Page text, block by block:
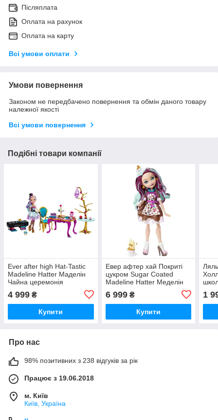
Післяплата
Оплата на рахунок
Оплата на карту
Всі умови оплати
Умови повернення
Законом не передбачено повернення та обмін даного товару
належної якості
Всі умови повернення
Подібні товари компанії
Ever after high Hat-Tastic
Madeline Hatter Маделін
Чайна церемонія
4 999 ₴
Купити
Евер афтер хай Покриті
цукром Sugar Coated
Madeline Hatter Меделін
6 999₴
Купити
1
Про нас
98% позитивних з 238 відгуків за рік
Працює з 19.06.2018
м. Київ
Київ, Україна